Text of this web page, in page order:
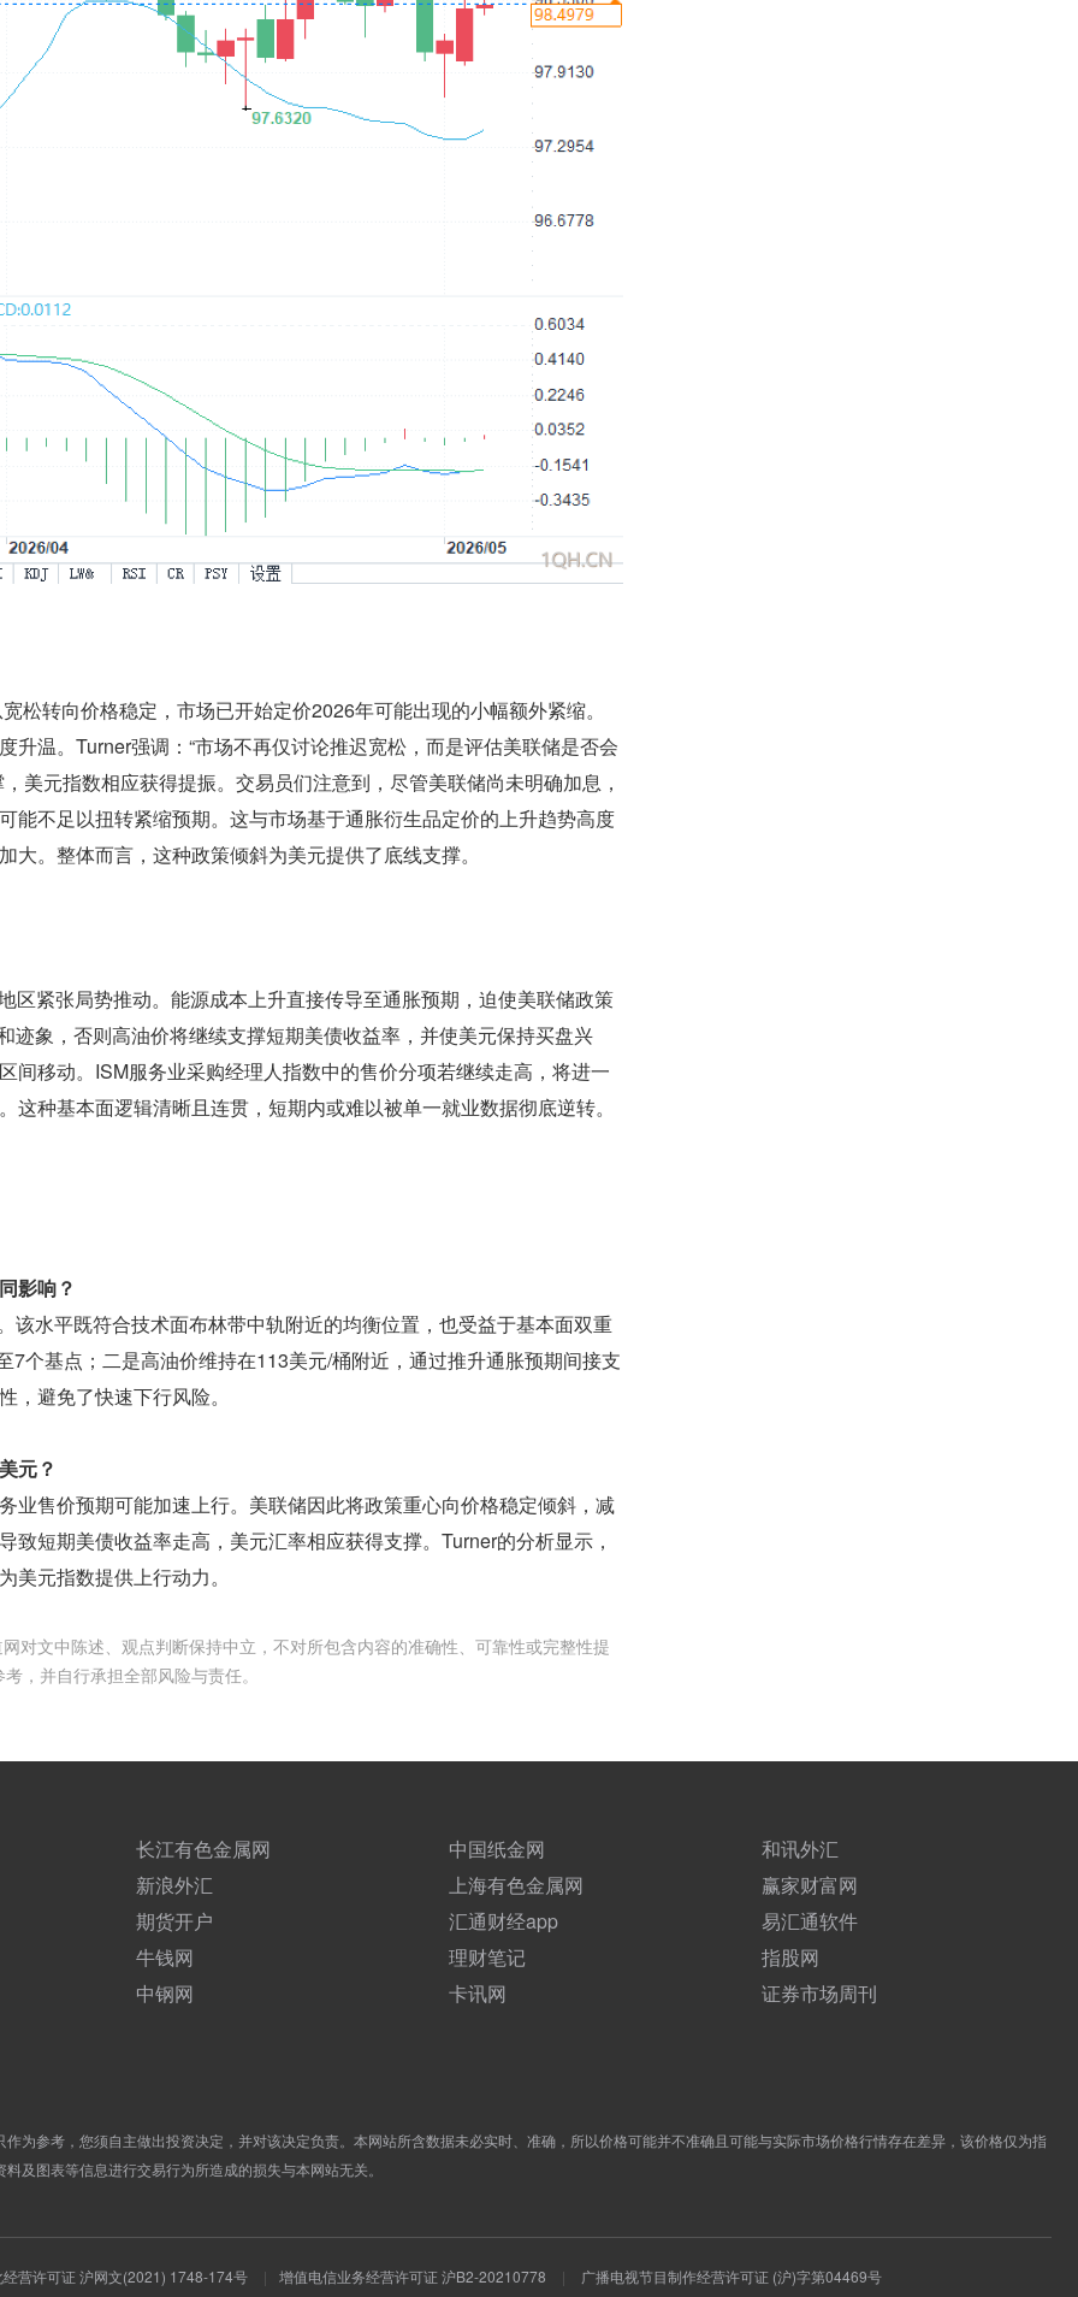
松转向价格稳定，市场已开始定价2026年可能出现的小幅额外紧缩。
温。Turner强调：“市场不再仅讨论推迟宽松，而是评估美联储是否会
美元指数相应获得提振。交易员们注意到，尽管美联储尚未明确加息，
能不足以扭转紧缩预期。这与市场基于通胀衍生品定价的上升趋势高度
。整体而言，这种政策倾斜为美元提供了底线支撑。
区紧张局势推动。能源成本上升直接传导至通胀预期，迫使美联储政策
象，否则高油价将继续支撑短期美债收益率，并使美元保持买盘兴
间移动。ISM服务业采购经理人指数中的售价分项若继续走高，将进一
种基本面逻辑清晰且连贯，短期内或难以被单一就业数据彻底逆转。
影响？
水平既符合技术面布林带中轨附近的均衡位置，也受益于基本面双重
个基点；二是高油价维持在113美元/桶附近，通过推升通胀预期间接支
避免了快速下行风险。
元？
业售价预期可能加速上行。美联储因此将政策重心向价格稳定倾斜，减
短期美债收益率走高，美元汇率相应获得支撑。Turner的分析显示，
元指数提供上行动力。
对文中陈述、观点判断保持中立，不对所包含内容的准确性、可靠性或完整性提
，并自行承担全部风险与责任。
长江有色金属网 中国纸金网
和讯外汇
新浪外汇
上海有色金属网
赢家财富网
期货开户
汇通财经app
易汇通软件
牛钱网
理财笔记
指股网
中钢网
卡讯网 证券市场周刊
为参考，您须自主做出投资决定，并对该决定负责。本网站所含数据未必实时、准确，所以价格可能并不准确且可能与实际市场价格行情存在差异，该价格仅为指
及图表等信息进行交易行为所造成的损失与本网站无关。
营许可证 沪网文(2021) 1748-174号 | 增值电信业务经营许可证 沪B2-20210778 | 广播电视节目制作经营许可证 (沪)字第04469号